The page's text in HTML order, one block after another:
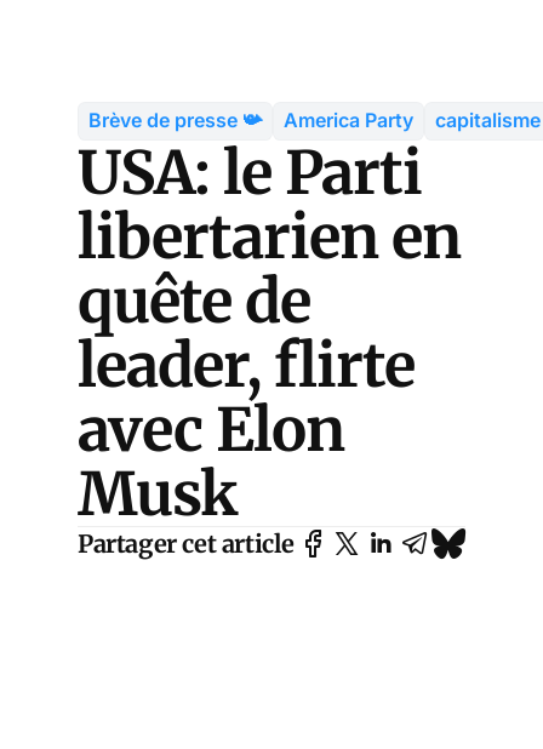
Brève de presse 📯 America Party
USA: le Parti
libertarien en
quête de
leader, flirte
avec Elon
Musk
Partager cet article